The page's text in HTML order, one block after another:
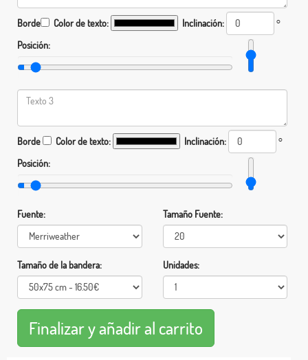
Borde Color de texto: Inclinación:
°
Posición:
Borde Color de texto: Inclinación:
°
Posición:
Fuente: Tamaño Fuente:
Tamaño de la bandera: Unidades: